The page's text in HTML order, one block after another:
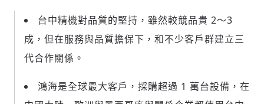
台中精機對品質的堅持，雖然較競品貴 2～3
成，但在服務與品質擔保下，和不少客戶群建立三
代合作關係。
鴻海是全球最大客戶，採購超過 1 萬台設備，在